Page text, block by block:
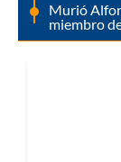
Murió
miembro